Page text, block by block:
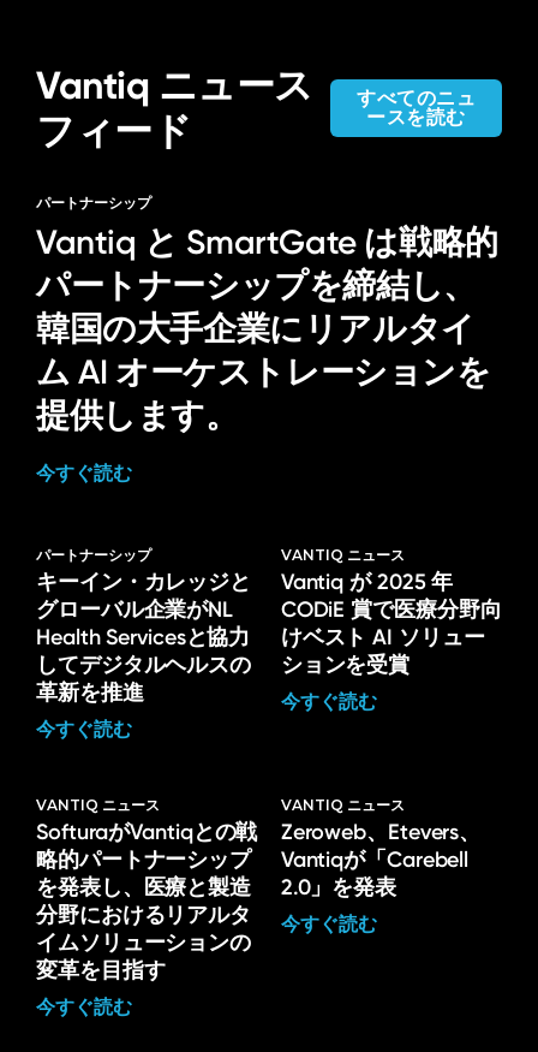
Vantiq ニュース
フィード
すべてのニュ
ースを読む
パートナーシップ
Vantiq と SmartGate は戦略的
パートナーシップを締結し、
韓国の大手企業にリアルタイ
ム AI オーケストレーションを
提供します。
今すぐ読む
パートナーシップ
キーイン・カレッジと
グローバル企業がNL
Health Servicesと協力
してデジタルヘルスの
革新を推進
今すぐ読む
VANTIQ ニュース
Vantiq が 2025 年
CODiE 賞で医療分野向
けベスト AI ソリュー
ションを受賞
今すぐ読む
VANTIQ ニュース
SofturaがVantiqとの戦
略的パートナーシップ
を発表し、医療と製造
分野におけるリアルタ
イムソリューションの
変革を目指す
今すぐ読む
VANTIQ ニュース
Zeroweb、Etevers、
Vantiqが「Carebell
2.0」を発表
今すぐ読む